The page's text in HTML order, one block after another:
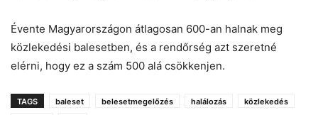
Évente Magyarországon átlagosan 600-an halnak meg
közlekedési balesetben, és a rendőrség azt szeretné
elérni, hogy ez a szám 500 alá csökkenjen.
TAGS baleset belesetmegelőzés halálozás
közlekedés